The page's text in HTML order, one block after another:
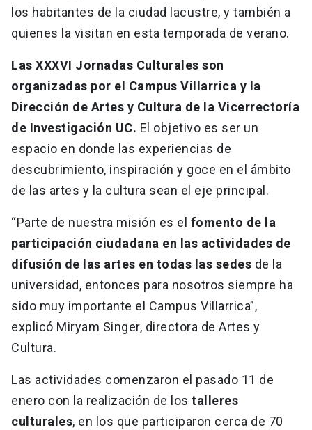
los habitantes de la ciudad lacustre, y también a
quienes la visitan en esta temporada de verano.
Las XXXVI Jornadas Culturales son
organizadas por el Campus Villarrica y la
Dirección de Artes y Cultura de la Vicerrectoría
de Investigación UC. El objetivo es ser un
espacio en donde las experiencias de
descubrimiento, inspiración y goce en el ámbito
de las artes y la cultura sean el eje principal.
“Parte de nuestra misión es el fomento de la
participación ciudadana en las actividades de
difusión de las artes en todas las sedes de la
universidad, entonces para nosotros siempre ha
sido muy importante el Campus Villarrica”,
explicó Miryam Singer, directora de Artes y
Cultura.
Las actividades comenzaron el pasado 11 de
enero con la realización de los talleres
culturales, en los que participaron cerca de 70